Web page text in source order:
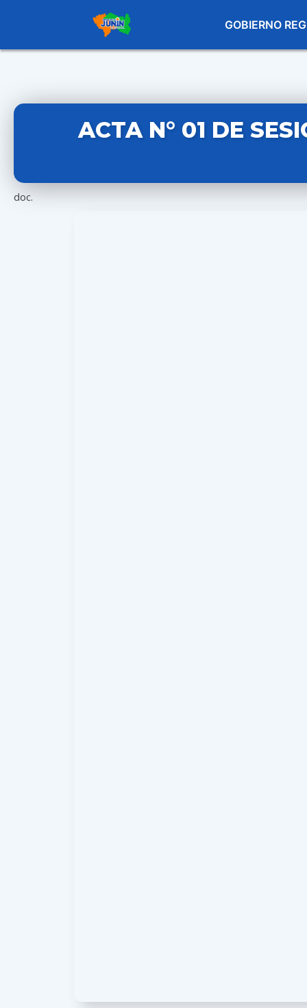
GOBIERNO
ACTA N° 01 DE
doc.